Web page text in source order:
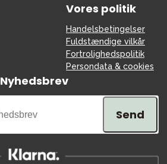
Vores politik
Handelsbetingelser
Fuldstændige vilkår
Fortrolighedspolitik
Persondata & cookies
Nyhedsbrev
Send